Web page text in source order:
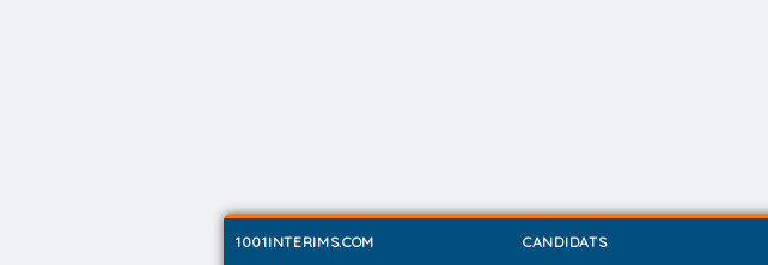
1001INTERIMS.COM
CANDIDATS